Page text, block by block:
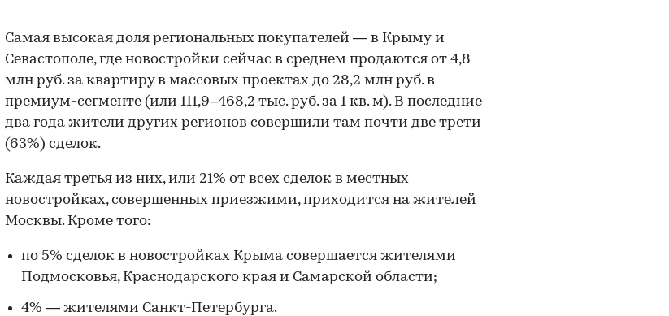
Самая высокая доля региональных покупателей — в Крыму и
Севастополе, где новостройки сейчас в среднем продаются от 4,8
млн руб. за квартиру в массовых проектах до 28,2 млн руб. в
премиум-сегменте (или 111,9–468,2 тыс. руб. за 1 кв. м). В последние
два года жители других регионов совершили там почти две трети
(63%) сделок.
Каждая третья из них, или 21% от всех сделок в местных
новостройках, совершенных приезжими, приходится на жителей
Москвы. Кроме того:
по 5% сделок в новостройках Крыма совершается жителями
Подмосковья, Краснодарского края и Самарской области;
4% — жителями Санкт-Петербурга.